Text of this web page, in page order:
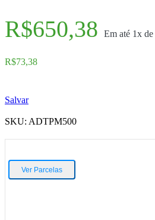
R$650,38 Em até 1x de
R$73,38
Salvar
SKU: ADTPM500
Ver Parcelas